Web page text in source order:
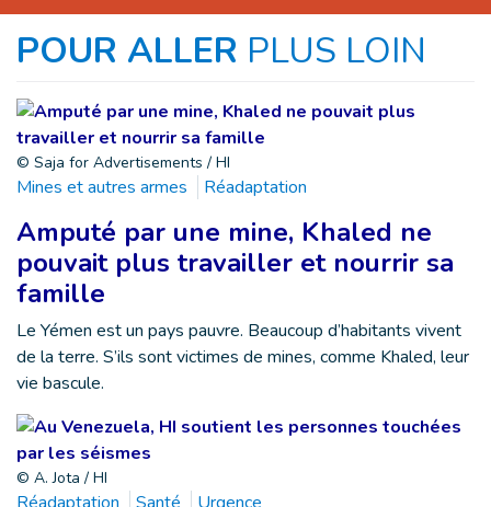
POUR ALLER PLUS LOIN
© Saja for Advertisements / HI
Mines et autres armes Réadaptation
Amputé par une mine, Khaled ne
pouvait plus travailler et nourrir sa
famille
Le Yémen est un pays pauvre. Beaucoup d’habitants vivent
de la terre. S’ils sont victimes de mines, comme Khaled, leur
vie bascule.
© A. Jota / HI